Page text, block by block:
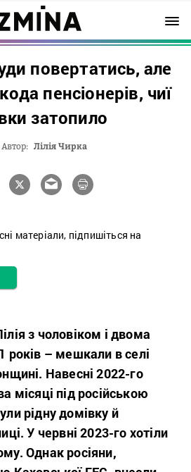
повертатись, але
пенсіонерів, чиї
затопило
Автор: Лілія Чирка
матеріали, підпишіться на
з чоловіком і двома
років – мешкали в селі
Навесні 2022-го
місяці під російською
рідну домівку й
У червні 2023-го хотіли
Однак росіяни,